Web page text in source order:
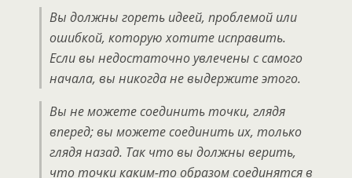
Вы должны гореть идеей, проблемой или
ошибкой, которую хотите исправить.
Если вы недостаточно увлечены с самого
начала, вы никогда не выдержите этого.
Вы не можете соединить точки, глядя
вперед; вы можете соединить их, только
глядя назад. Так что вы должны верить,
что точки каким-то образом соединятся в